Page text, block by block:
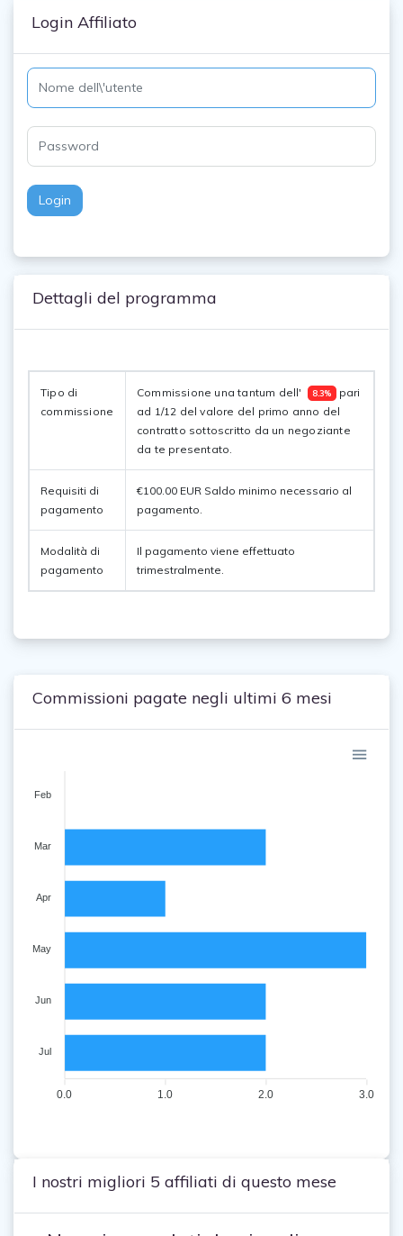
Login Affiliato
Login
Dettagli del programma
Tipo di
commissione
Commissione una tantum dell' 8.3% pari
ad 1/12 del valore del primo anno del
contratto sottoscritto da un negoziante
da te presentato.
Requisiti di
pagamento
€100.00 EUR Saldo minimo necessario al
pagamento.
Modalità di
pagamento
Il pagamento viene effettuato
trimestralmente.
Commissioni pagate negli ultimi 6 mesi
Feb
Mar
Apr
May
Jun
Jul
3.0
2.0
1.0
0.0
I nostri migliori 5 affiliati di questo mese